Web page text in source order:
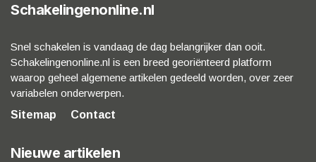
Schakelingenonline.nl
Snel schakelen is vandaag de dag belangrijker dan ooit.
Schakelingenonline.nl is een breed georiënteerd platform
waarop geheel algemene artikelen gedeeld worden, over zeer
variabelen onderwerpen.
Sitemap
Contact
Nieuwe artikelen